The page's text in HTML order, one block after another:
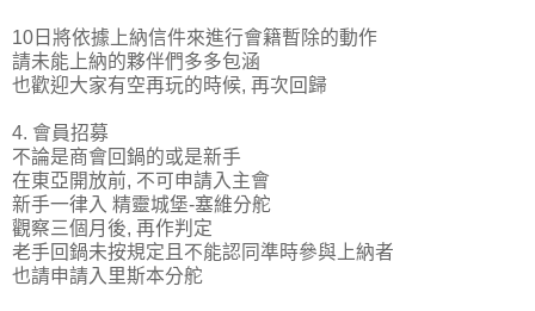
10日將依據上納信件來進行會籍暫除的動作
請未能上納的夥伴們多多包涵
也歡迎大家有空再玩的時候, 再次回歸
4. 會員招募
不論是商會回鍋的或是新手
在東亞開放前, 不可申請入主會
新手一律入 精靈城堡-塞維分舵
觀察三個月後, 再作判定
老手回鍋未按規定且不能認同準時參與上納者
也請申請入里斯本分舵